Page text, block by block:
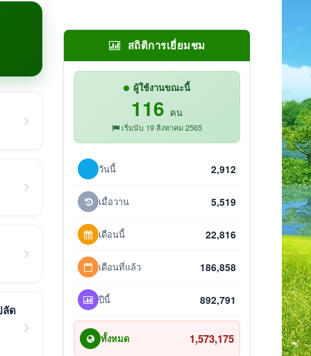
ลัด
สถิติการเยี่ยมชม
ผู้ใช้งานขณะนี้
116 คน
เริ่มนับ 19 สิงหาคม 2565
วันนี้ 2,912
เมื่อวาน 5,519
เดือนนี้ 22,816
เดือนที่แล้ว 186,858
ปีนี้ 892,791
ทั้งหมด 1,573,175